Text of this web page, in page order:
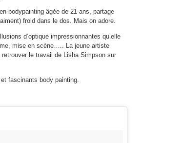
bodypainting âgée de 21 ans, partage
froid dans le dos. Mais on adore.
d’optique impressionnantes qu’elle
mise en scène….. La jeune artiste
le travail de Lisha Simpson sur
fascinants body painting.